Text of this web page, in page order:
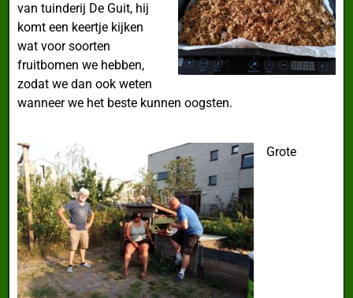
van tuinderij De Guit, hij
komt een keertje kijken
wat voor soorten
fruitbomen we hebben,
zodat we dan ook weten
wanneer we het beste kunnen oogsten.
Grote